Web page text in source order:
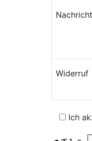
Nachricht
Widerruf
Ich